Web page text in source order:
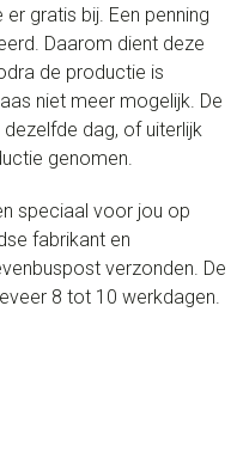
gratis bij. Een penning
Daarom dient deze
de productie is
niet meer mogelijk. De
dag, of uiterlijk
genomen.
speciaal voor jou op
fabrikant en
verzonden. De
8 tot 10 werkdagen.